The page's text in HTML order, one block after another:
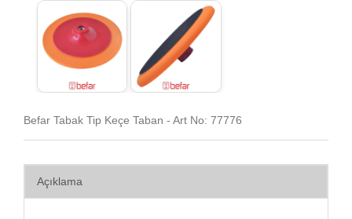
Befar Tabak Tip Keçe Taban - Art No: 77776
Açıklama